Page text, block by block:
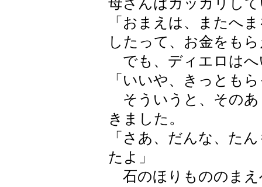
母さんはガッカリし
「おまえは、またへ
したって、お金をも
でも、ディエロはへ
「いいや、きっとも
そういうと、そのあ
きました。
「さあ、だんな、た
たよ」
石のほりもののまえ